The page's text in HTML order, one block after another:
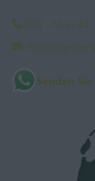
0592 - 61 22 81
Senden